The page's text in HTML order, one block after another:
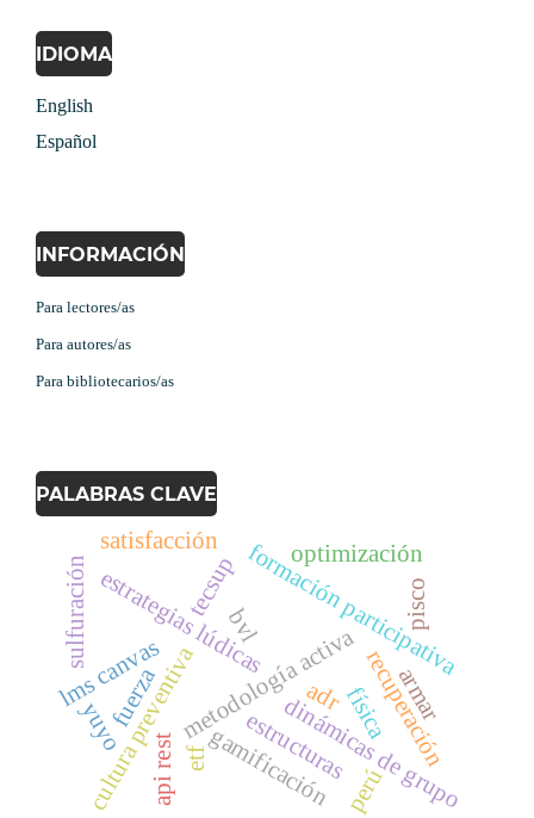
IDIOMA
English
Español
INFORMACIÓN
Para lectores/as
Para autores/as
Para bibliotecarios/as
PALABRAS CLAVE
estrategias lúdicas
metodología activa
formación participativa
cultura preventiva dinámicas de grupo
gamificación
lms canvas
api rest
tecsup
yuyo recuperación
optimización
pisco
perú
satisfacción
estructurasfísica
fuerza armar
sulfuración
adr
bvl
etf